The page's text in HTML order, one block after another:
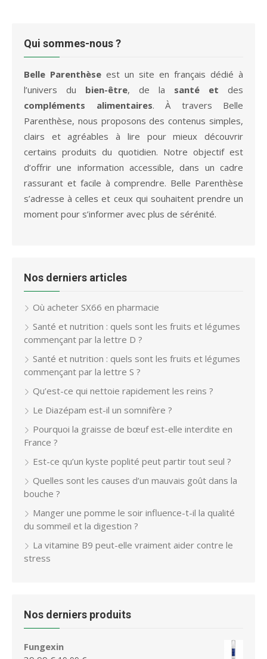
Qui sommes-nous ?
Belle Parenthèse est un site en français dédié à
l’univers du bien-être, de la santé et des
compléments alimentaires. À travers Belle
Parenthèse, nous proposons des contenus simples,
clairs et agréables à lire pour mieux découvrir
certains produits du quotidien. Notre objectif est
d’offrir une information accessible, dans un cadre
rassurant et facile à comprendre. Belle Parenthèse
s’adresse à celles et ceux qui souhaitent prendre un
moment pour s’informer avec plus de sérénité.
Nos derniers articles
Où acheter SX66 en pharmacie
Santé et nutrition : quels sont les fruits et légumes
commençant par la lettre D ?
Santé et nutrition : quels sont les fruits et légumes
commençant par la lettre S ?
Qu’est-ce qui nettoie rapidement les reins ?
Le Diazépam est-il un somnifère ?
Pourquoi la graisse de bœuf est-elle interdite en
France ?
Est-ce qu’un kyste poplité peut partir tout seul ?
Quelles sont les causes d’un mauvais goût dans la
bouche ?
Manger une pomme le soir influence-t-il la qualité
du sommeil et la digestion ?
La vitamine B9 peut-elle vraiment aider contre le
stress
Nos derniers produits
Fungexin